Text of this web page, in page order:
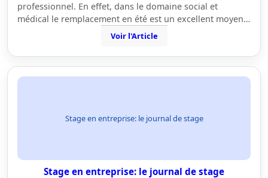
professionnel. En effet, dans le domaine social et
médical le remplacement en été est un excellent moyen…
Voir l'Article
Stage en entreprise: le journal de stage
Stage en entreprise: le journal de stage